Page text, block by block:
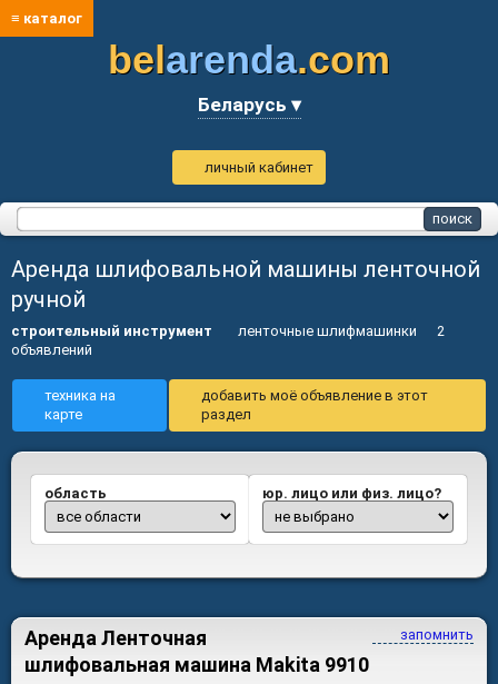
≡ каталог
belarenda.com
Беларусь ▾
личный кабинет
Аренда шлифовальной машины ленточной
ручной
строительный инструмент ленточные шлифмашинки
2
объявлений
техника на
карте
добавить моё объявление в этот
раздел
область юр. лицо или физ. лицо?
запомнить
Аренда Ленточная
шлифовальная машина Makita 9910